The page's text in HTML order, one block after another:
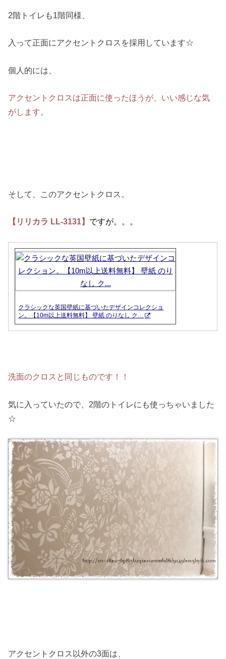
2階トイレも1階同様、
入って正面にアクセントクロスを採用しています☆
個人的には、
アクセントクロスは正面に使ったほうが、 いい感じな気
がします。
そして、このアクセントクロス。
【リリカラ LL-3131】 ですが。。。
クラシックな英国壁紙に基づいたデザインコレクショ
ン。【10m以上送料無料】 壁紙 のりなし ク…
洗面のクロスと同じものです！！
気に入っていたので、2階のトイレにも使っちゃいました
☆
アクセントクロス以外の3面は、